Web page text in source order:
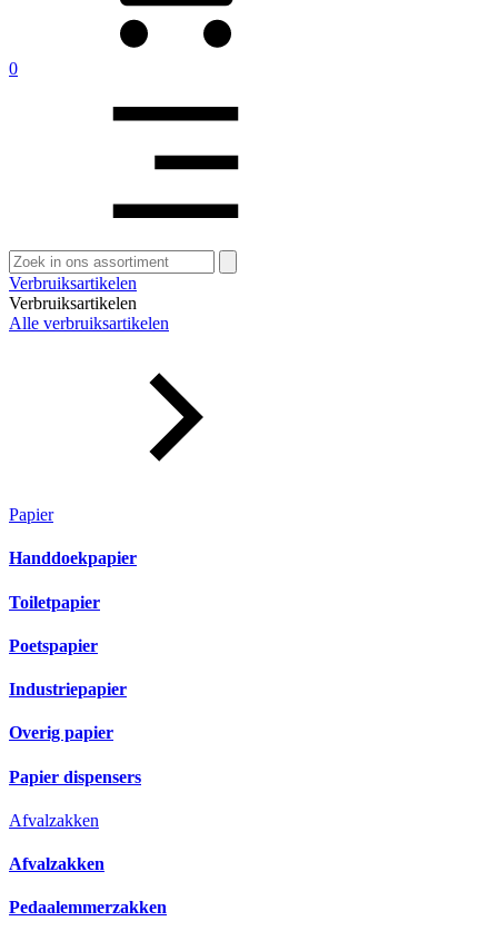
0
Zoeken
naar:
Verbruiksartikelen
Verbruiksartikelen
Alle verbruiksartikelen
Papier
Handdoekpapier
Toiletpapier
Poetspapier
Industriepapier
Overig papier
Papier dispensers
Afvalzakken
Afvalzakken
Pedaalemmerzakken